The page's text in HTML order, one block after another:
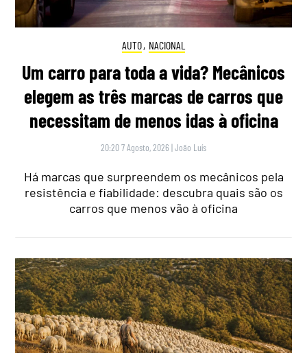
AUTO, NACIONAL
Um carro para toda a vida? Mecânicos
elegem as três marcas de carros que
necessitam de menos idas à oficina
20:20 7 Agosto, 2026 |João Luís
Há marcas que surpreendem os mecânicos pela
resistência e fiabilidade: descubra quais são os
carros que menos vão à oficina